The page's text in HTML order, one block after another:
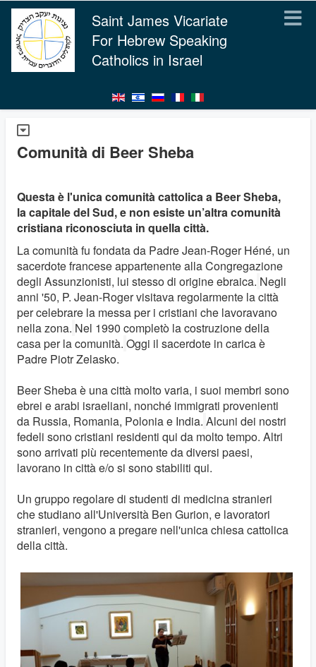
Saint James Vicariate
For Hebrew Speaking
Catholics in Israel
Comunità di Beer Sheba
Questa è l'unica comunità cattolica a Beer Sheba,
la capitale del Sud, e non esiste un’altra comunità
cristiana riconosciuta in quella città.
La comunità fu fondata da Padre Jean-Roger Héné, un
sacerdote francese appartenente alla Congregazione
degli Assunzionisti, lui stesso di origine ebraica. Negli
anni '50, P. Jean-Roger visitava regolarmente la città
per celebrare la messa per i cristiani che lavoravano
nella zona. Nel 1990 completò la costruzione della
casa per la comunità. Oggi il sacerdote in carica è
Padre Piotr Zelasko.
Beer Sheba è una città molto varia, i suoi membri sono
ebrei e arabi israeliani, nonché immigrati provenienti
da Russia, Romania, Polonia e India. Alcuni dei nostri
fedeli sono cristiani residenti qui da molto tempo. Altri
sono arrivati più recentemente da diversi paesi,
lavorano in città e/o si sono stabiliti qui.
Un gruppo regolare di studenti di medicina stranieri
che studiano all'Università Ben Gurion, e lavoratori
stranieri, vengono a pregare nell'unica chiesa cattolica
della città.